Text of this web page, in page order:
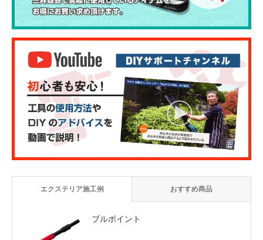
エクステリア施工例 おすすめ商品
ブルポイント